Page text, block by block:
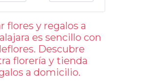
flores y regalos a
es sencillo con
Descubre
florería y tienda
a domicilio.